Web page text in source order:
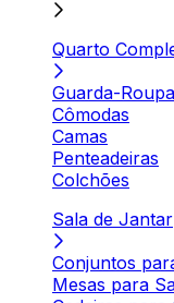
Quarto
Guarda-
Cômodas
Camas
Penteadeiras
Colchões
Sala de Jantar
Conjuntos
Mesas para